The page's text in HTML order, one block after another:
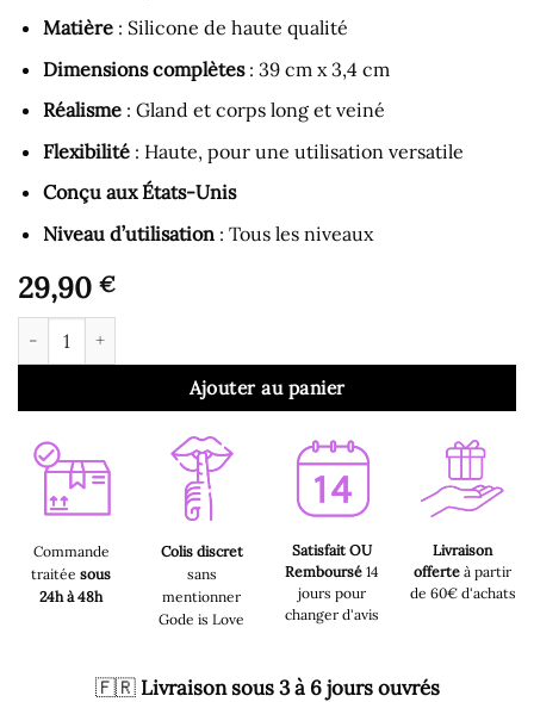
Matière: Silicone de haute qualité
Dimensions complètes: 39 cm x 3,4 cm
Réalisme: Gland et corps long et veiné
Flexibilité: Haute, pour une utilisation versatile
Conçu aux États-Unis
Niveau d’utilisation: Tous les niveaux
29,90 €
quantité de Double Gode - Gode Double Extrémité Couleur
Ajouter au panier
Commande
traitée sous
24h à 48h
Colis discret
sans
mentionner
Gode is Love
Satisfait OU
Remboursé14
jours pour
changer d'avis
Livraison
offerte à partir
de 60€ d'achats
🇫🇷 Livraison sous 3 à 6 jours ouvrés